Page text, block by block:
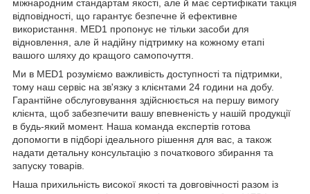
міжнародним стандартам якості, але й має сертифікати такція
відповідності, що гарантує безпечне й ефективне
використання. MED1 пропонує не тільки засоби для
відновлення, але й надійну підтримку на кожному етапі
вашого шляху до кращого самопочуття.
Ми в MED1 розуміємо важливість доступності та підтримки,
тому наш сервіс на зв'язку з клієнтами 24 години на добу.
Гарантійне обслуговування здійснюється на першу вимогу
клієнта, щоб забезпечити вашу впевненість у нашій продукції
в будь-який момент. Наша команда експертів готова
допомогти в підборі ідеального рішення для вас, а також
надати детальну консультацію з початкового збирання та
запуску товарів.
Наша прихильність високої якості та довговічності разом із